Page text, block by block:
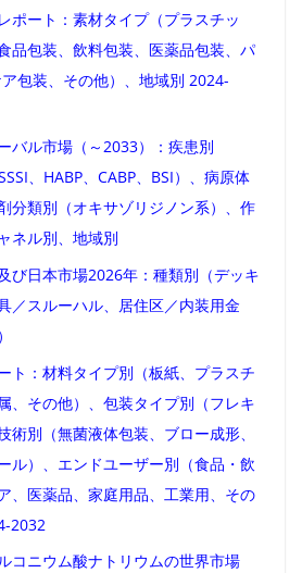
ポート：素材タイプ（プラスチッ
品包装、飲料包装、医薬品包装、パ
包装、その他）、地域別 2024-
バル市場（～2033）：疾患別
、HABP、CABP、BSI）、病原体
分類別（オキサゾリジノン系）、作
ネル別、地域別
び日本市場2026年：種類別（デッキ
／スルーハル、居住区／内装用金
ト：材料タイプ別（板紙、プラスチ
、その他）、包装タイプ別（フレキ
術別（無菌液体包装、ブロー成形、
ル）、エンドユーザー別（食品・飲
、医薬品、家庭用品、工業用、その
2032
コニウム酸ナトリウムの世界市場